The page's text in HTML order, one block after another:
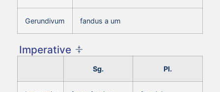
Gerundivum fandus a um
Imperative
Sg. Pl.